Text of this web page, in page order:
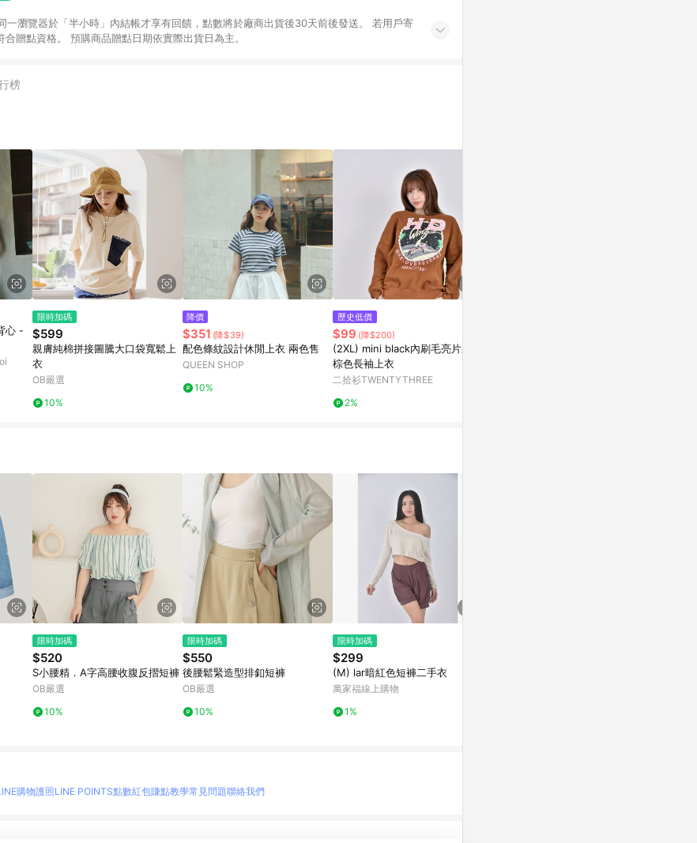
一瀏覽器於「半小時」內結帳才享有回饋，點數將於廠商出貨後30天前後發送。 若用戶寄
贈點資格。 預購商品贈點日期依實際出貨日為主。
榜
心 -
限時加碼
$599
親膚純棉拼接圖騰大口袋寬鬆上
衣
OB嚴選
10%
降價
$351 (降$39)
配色條紋設計休閒上衣 兩色售
QUEEN SHOP
10%
歷史低價
$99 (降$200)
(2XL) mini black內刷毛亮片裝飾
棕色長袖上衣
二拾衫TWENTYTHREE
2%
限時加碼
$520
S小腰精．A字高腰收腹反摺短褲
OB嚴選
10%
限時加碼
$550
後腰鬆緊造型排釦短褲
OB嚴選
10%
限時加碼
$299
(M) lar暗紅色短褲二手衣
萬家福線上購物
1%
購物護照LINE POINTS點數紅包賺點教學常見問題聯絡我們